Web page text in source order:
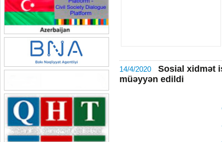
14/4/2020
Sosial xidmət
müəyyən edildi